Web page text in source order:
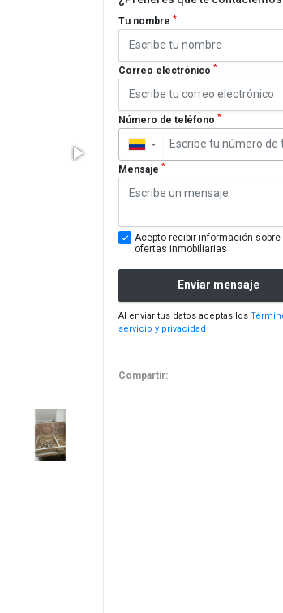
Tu nombre *
Correo electrónico *
Número de teléfono *
▼
Mensaje *
Acepto recibir información sobre
ofertas inmobiliarias
Enviar mensaje
Al enviar tus datos aceptas los
servicio y privacidad
Compartir: